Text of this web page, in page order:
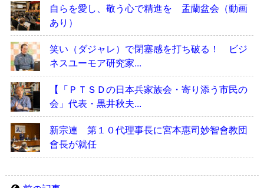
自らを愛し、敬う心で精進を 盂蘭盆会（動画
あり）
笑い（ダジャレ）で閉塞感を打ち破る！ ビジ
ネスユーモア研究家...
【「ＰＴＳＤの日本兵家族会・寄り添う市民の
会」代表・黒井秋夫...
新宗連 第１０代理事長に宮本惠司妙智會教団
會長が就任